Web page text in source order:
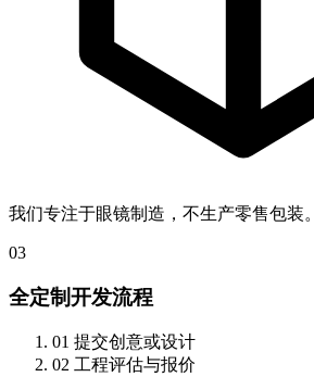
我们专注于眼镜制造，不生产零售包装。
03
全定制开发流程
01 提交创意或设计
02 工程评估与报价